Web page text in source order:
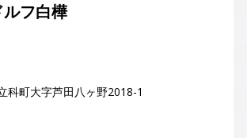
フ白樺
科町大字芦田八ヶ野2018-1